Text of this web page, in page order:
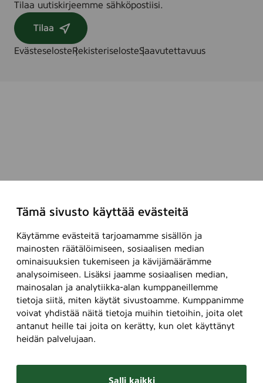
Tämä sivusto käyttää evästeitä
Käytämme evästeitä tarjoamamme sisällön ja
mainosten räätälöimiseen, sosiaalisen median
ominaisuuksien tukemiseen ja kävijämäärämme
analysoimiseen. Lisäksi jaamme sosiaalisen median,
mainosalan ja analytiikka-alan kumppaneillemme
tietoja siitä, miten käytät sivustoamme. Kumppanimme
voivat yhdistää näitä tietoja muihin tietoihin, joita olet
antanut heille tai joita on kerätty, kun olet käyttänyt
heidän palvelujaan.
Salli kaikki
Tilaa uutiskirjeemme sähköpostiisi.
Tilaa
EvästeselosteRekisteriselosteSaavutettavuus